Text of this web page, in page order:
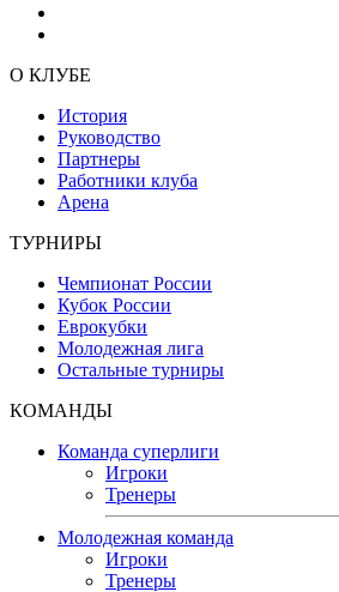
О КЛУБЕ
История
Руководство
Партнеры
Работники клуба
Арена
ТУРНИРЫ
Чемпионат России
Кубок России
Еврокубки
Молодежная лига
Остальные турниры
КОМАНДЫ
Команда суперлиги
Игроки
Тренеры
Молодежная команда
Игроки
Тренеры